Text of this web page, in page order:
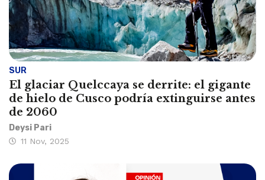
SUR
El glaciar Quelccaya se derrite: el gigante
de hielo de Cusco podría extinguirse antes
de 2060
Deysi Pari
11 Nov, 2025